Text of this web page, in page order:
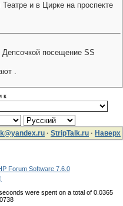
и в Цирке на проспекте
посещение SS
к
· StripTalk.ru · Наверх
Forum Software 7.6.0
were spent on a total of 0.0365